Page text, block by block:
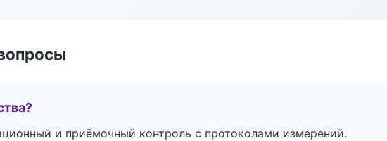
и приёмочный контроль с протоколами измерений.